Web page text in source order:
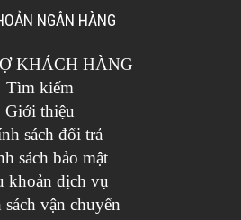
NGÂN HÀNG
KHÁCH HÀNG
Tìm kiếm
Giới thiệu
sách đổi trả
sách bảo mật
khoản dịch vụ
vận chuyển